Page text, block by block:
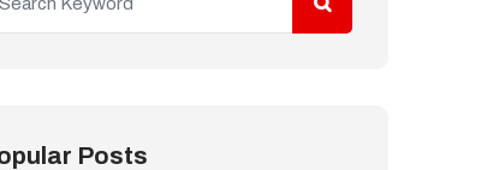
Posts